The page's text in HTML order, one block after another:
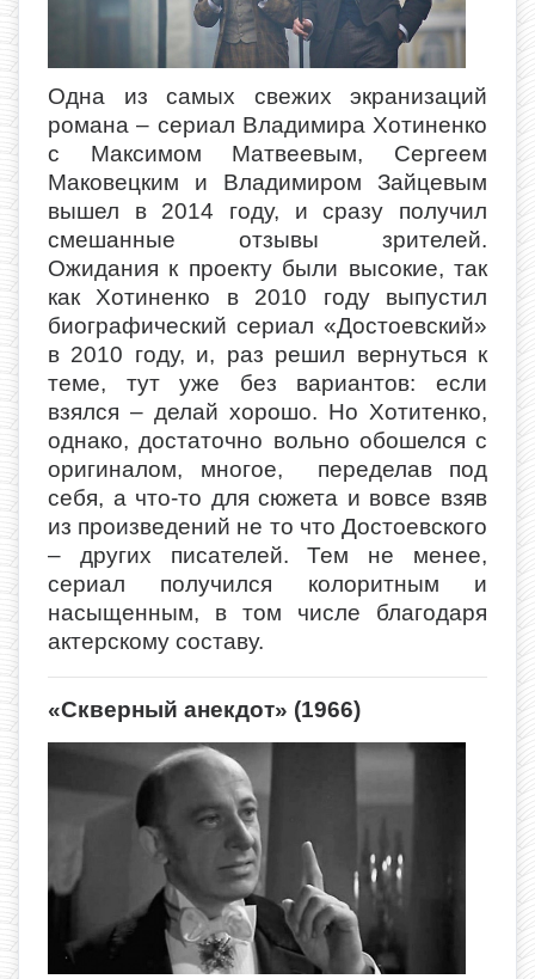
Одна из самых свежих экранизаций
романа – сериал Владимира Хотиненко
с Максимом Матвеевым, Сергеем
Маковецким и Владимиром Зайцевым
вышел в 2014 году, и сразу получил
смешанные отзывы зрителей.
Ожидания к проекту были высокие, так
как Хотиненко в 2010 году выпустил
биографический сериал «Достоевский»
в 2010 году, и, раз решил вернуться к
теме, тут уже без вариантов: если
взялся – делай хорошо. Но Хотитенко,
однако, достаточно вольно обошелся с
оригиналом, многое, переделав под
себя, а что-то для сюжета и вовсе взяв
из произведений не то что Достоевского
– других писателей. Тем не менее,
сериал получился колоритным и
насыщенным, в том числе благодаря
актерскому составу.
«Скверный анекдот» (1966)